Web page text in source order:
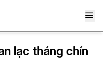
lạc tháng chín